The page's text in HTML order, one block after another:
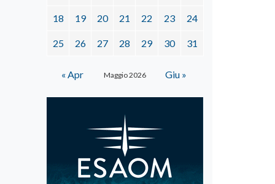
Maggio 2026
18 19 20 21 22 23 24
25 26 27 28 29 30 31
« Apr Giu »